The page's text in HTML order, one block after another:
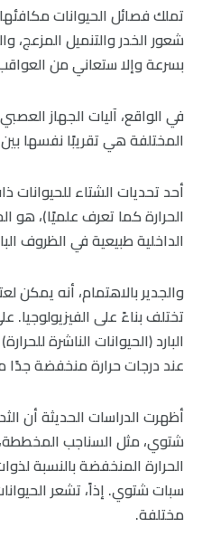
تملك فصائل الحيوانات
شعور الخدر والتنميل المزعج،
بسرعة وإلا ستعاني من
في الواقع، آليات الجهاز
المختلفة هي تقريبًا نفسها
أحد تحديات الشتاء للحيوانات
الحرارة كما تعرف علميًا)، هو
الداخلية طبيعية في الظروف
والجدير بالاهتمام، أنه يمكن
تختلف بناءً على الفيزيولوجيا.
البارد (الحيوانات الناشرة
عند درجات حرارة منخفضة جدًا
أظهرت الدراسات الحديثة أن
شتوي، مثل السناجب المخططة،
الحرارة المنخفضة بالنسبة
سبات شتوي. إذاً، تشعر
مختلفة.